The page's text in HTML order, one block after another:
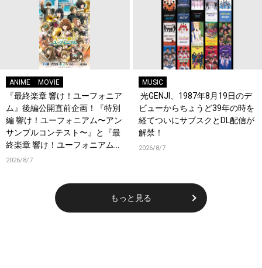
ANIME MOVIE
『最終楽章 響け！ユーフォニア
ム』後編公開直前企画！『特別
編 響け！ユーフォニアム〜アン
サンブルコンテスト〜』と『最
終楽章 響け！ユーフォニアム』
前編の一挙上映が決定！
2026/8/7
MUSIC
光GENJI、1987年8月19日のデ
ビューからちょうど39年の時を
経てついにサブスクとDL配信が
解禁！
2026/8/7
もっと見る